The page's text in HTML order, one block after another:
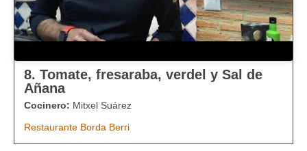
8. Tomate, fresaraba, verdel y Sal de
Añana
Cocinero: Mitxel Suárez
Restaurante Borda Berri